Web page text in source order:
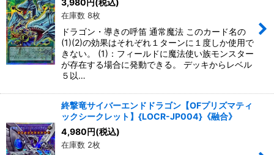
3,980円(税込)
在庫数 8枚
ドラゴン・導きの呼笛 通常魔法 このカード名の
(1)(2)の効果はそれぞれ１ターンに１度しか使用で
きない。 (1)：フィールドに魔法使い族モンスター
が存在する場合に発動できる。 デッキからレベル
５以…
終撃竜サイバーエンドドラゴン【OFプリズマティ
ックシークレット】{LOCR-JP004}《融合》
4,980円(税込)
在庫数 2枚